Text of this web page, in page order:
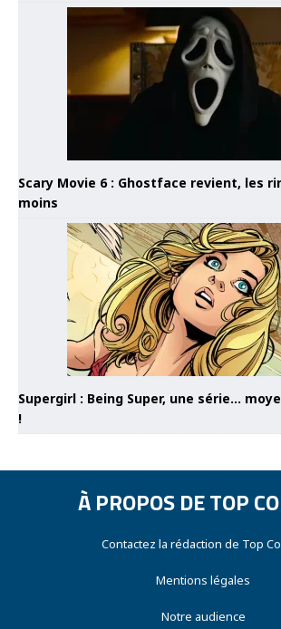
Scary Movie 6 : Ghostface revient, les
moins
Supergirl : Being Super, une série…
!
À PROPOS DE TOP
Contactez la rédaction de Top
Mentions légales
Notre audience